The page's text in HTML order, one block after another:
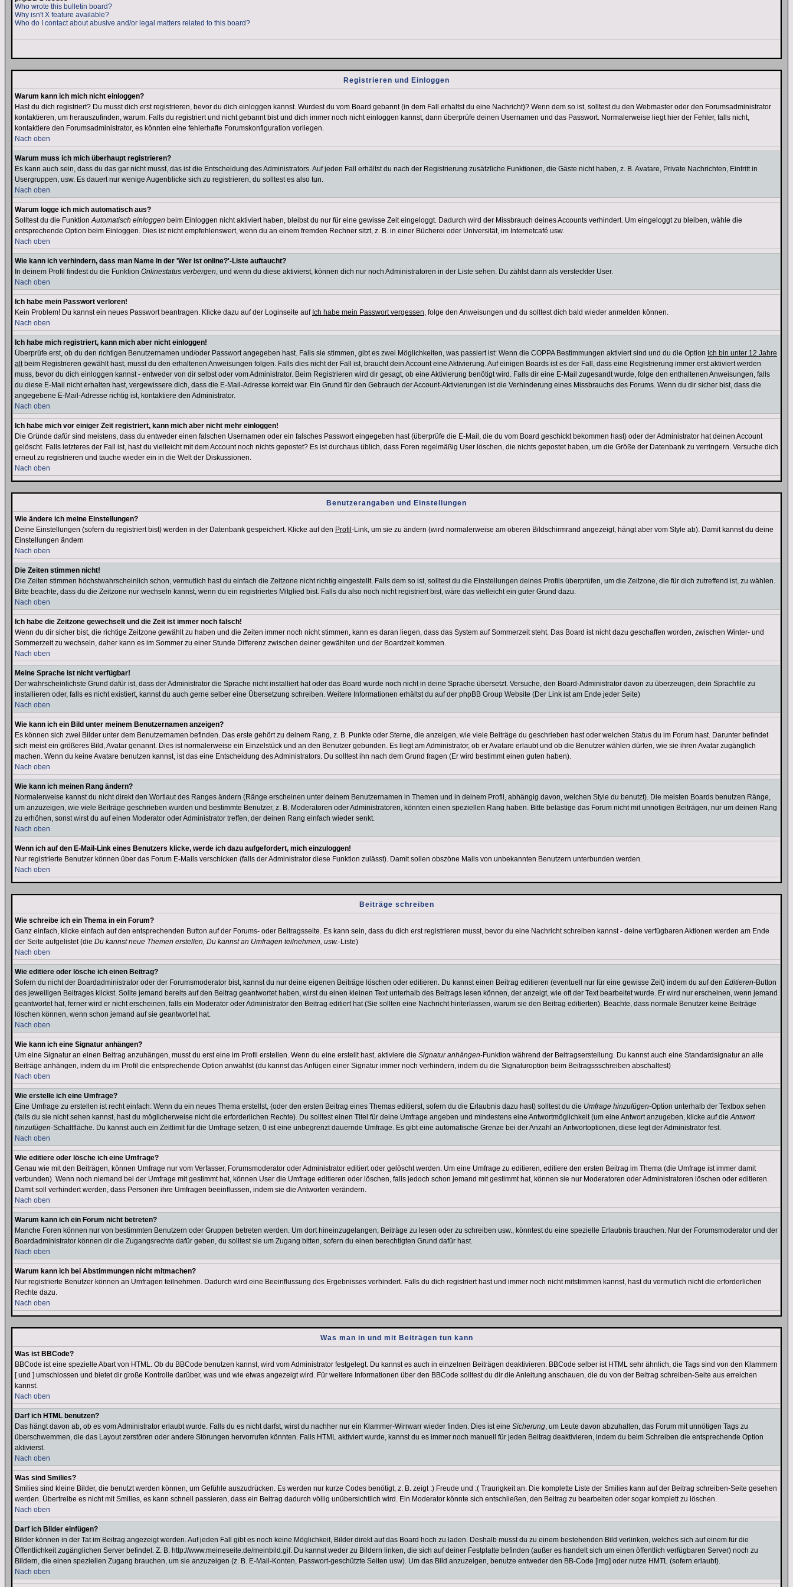
Who wrote this bulletin board?
Why isn't X feature available?
Who do I contact about abusive and/or legal matters related to this board?
Registrieren und Einloggen
Warum kann ich mich nicht einloggen?
Hast du dich registriert? Du musst dich erst registrieren, bevor du dich einloggen kannst. Wurdest du vom Board gebannt (in dem Fall erhältst du eine Nachricht)? Wenn dem so ist, solltest du den Webmaster oder den Forumsadministrator
kontaktieren, um herauszufinden, warum. Falls du registriert und nicht gebannt bist und dich immer noch nicht einloggen kannst, dann überprüfe deinen Usernamen und das Passwort. Normalerweise liegt hier der Fehler, falls nicht,
kontaktiere den Forumsadministrator, es könnten eine fehlerhafte Forumskonfiguration vorliegen.
Nach oben
Warum muss ich mich überhaupt registrieren?
Es kann auch sein, dass du das gar nicht musst, das ist die Entscheidung des Administrators. Auf jeden Fall erhältst du nach der Registrierung zusätzliche Funktionen, die Gäste nicht haben, z. B. Avatare, Private Nachrichten, Eintritt in
Usergruppen, usw. Es dauert nur wenige Augenblicke sich zu registrieren, du solltest es also tun.
Nach oben
Warum logge ich mich automatisch aus?
Solltest du die FunktionAutomatisch einloggen beim Einloggen nicht aktiviert haben, bleibst du nur für eine gewisse Zeit eingeloggt. Dadurch wird der Missbrauch deines Accounts verhindert. Um eingeloggt zu bleiben, wähle die
entsprechende Option beim Einloggen. Dies ist nicht empfehlenswert, wenn du an einem fremden Rechner sitzt, z. B. in einer Bücherei oder Universität, im Internetcafé usw.
Nach oben
Wie kann ich verhindern, dass man Name in der 'Wer ist online?'-Liste auftaucht?
In deinem Profil findest du die Funktion Onlinestatus verbergen, und wenn du diese aktivierst, können dich nur noch Administratoren in der Liste sehen. Du zählst dann als versteckter User.
Nach oben
Ich habe mein Passwort verloren!
Kein Problem! Du kannst ein neues Passwort beantragen. Klicke dazu auf der Loginseite auf Ich habe mein Passwort vergessen, folge den Anweisungen und du solltest dich bald wieder anmelden können.
Nach oben
Ich habe mich registriert, kann mich aber nicht einloggen!
Überprüfe erst, ob du den richtigen Benutzernamen und/oder Passwort angegeben hast. Falls sie stimmen, gibt es zwei Möglichkeiten, was passiert ist: Wenn die COPPA Bestimmungen aktiviert sind und du die Option Ich bin unter 12 Jahre
altbeim Registrieren gewählt hast, musst du den erhaltenen Anweisungen folgen. Falls dies nicht der Fall ist, braucht dein Account eine Aktivierung. Auf einigen Boards ist es der Fall, dass eine Registrierung immer erst aktiviert werden
muss, bevor du dich einloggen kannst - entweder von dir selbst oder vom Administrator. Beim Registrieren wird dir gesagt, ob eine Aktivierung benötigt wird. Falls dir eine E-Mail zugesandt wurde, folge den enthaltenen Anweisungen, falls
du diese E-Mail nicht erhalten hast, vergewissere dich, dass die E-Mail-Adresse korrekt war. Ein Grund für den Gebrauch der Account-Aktivierungen ist die Verhinderung eines Missbrauchs des Forums. Wenn du dir sicher bist, dass die
angegebene E-Mail-Adresse richtig ist, kontaktiere den Administrator.
Nach oben
Ich habe mich vor einiger Zeit registriert, kann mich aber nicht mehr einloggen!
Die Gründe dafür sind meistens, dass du entweder einen falschen Usernamen oder ein falsches Passwort eingegeben hast (überprüfe die E-Mail, die du vom Board geschickt bekommen hast) oder der Administrator hat deinen Account
gelöscht. Falls letzteres der Fall ist, hast du vielleicht mit dem Account noch nichts gepostet? Es ist durchaus üblich, dass Foren regelmäßig User löschen, die nichts gepostet haben, um die Größe der Datenbank zu verringern. Versuche dich
erneut zu registrieren und tauche wieder ein in die Welt der Diskussionen.
Nach oben
Benutzerangaben und Einstellungen
Wie ändere ich meine Einstellungen?
Deine Einstellungen (sofern du registriert bist) werden in der Datenbank gespeichert. Klicke auf den Profil -Link, um sie zu ändern (wird normalerweise am oberen Bildschirmrand angezeigt, hängt aber vom Style ab). Damit kannst du deine
Einstellungen ändern
Nach oben
Die Zeiten stimmen nicht!
Die Zeiten stimmen höchstwahrscheinlich schon, vermutlich hast du einfach die Zeitzone nicht richtig eingestellt. Falls dem so ist, solltest du die Einstellungen deines Profils überprüfen, um die Zeitzone, die für dich zutreffend ist, zu wählen.
Bitte beachte, dass du die Zeitzone nur wechseln kannst, wenn du ein registriertes Mitglied bist. Falls du also noch nicht registriert bist, wäre das vielleicht ein guter Grund dazu.
Nach oben
Ich habe die Zeitzone gewechselt und die Zeit ist immer noch falsch!
Wenn du dir sicher bist, die richtige Zeitzone gewählt zu haben und die Zeiten immer noch nicht stimmen, kann es daran liegen, dass das System auf Sommerzeit steht. Das Board ist nicht dazu geschaffen worden, zwischen Winter- und
Sommerzeit zu wechseln, daher kann es im Sommer zu einer Stunde Differenz zwischen deiner gewählten und der Boardzeit kommen.
Nach oben
Meine Sprache ist nicht verfügbar!
Der wahrscheinlichste Grund dafür ist, dass der Administrator die Sprache nicht installiert hat oder das Board wurde noch nicht in deine Sprache übersetzt. Versuche, den Board-Administrator davon zu überzeugen, dein Sprachfile zu
installieren oder, falls es nicht existiert, kannst du auch gerne selber eine Übersetzung schreiben. Weitere Informationen erhältst du auf der phpBB Group Website (Der Link ist am Ende jeder Seite)
Nach oben
Wie kann ich ein Bild unter meinem Benutzernamen anzeigen?
Es können sich zwei Bilder unter dem Benutzernamen befinden. Das erste gehört zu deinem Rang, z. B. Punkte oder Sterne, die anzeigen, wie viele Beiträge du geschrieben hast oder welchen Status du im Forum hast. Darunter befindet
sich meist ein größeres Bild, Avatar genannt. Dies ist normalerweise ein Einzelstück und an den Benutzer gebunden. Es liegt am Administrator, ob er Avatare erlaubt und ob die Benutzer wählen dürfen, wie sie ihren Avatar zugänglich
machen. Wenn du keine Avatare benutzen kannst, ist das eine Entscheidung des Administrators. Du solltest ihn nach dem Grund fragen (Er wird bestimmt einen guten haben).
Nach oben
Wie kann ich meinen Rang ändern?
Normalerweise kannst du nicht direkt den Wortlaut des Ranges ändern (Ränge erscheinen unter deinem Benutzernamen in Themen und in deinem Profil, abhängig davon, welchen Style du benutzt). Die meisten Boards benutzen Ränge,
um anzuzeigen, wie viele Beiträge geschrieben wurden und bestimmte Benutzer, z. B. Moderatoren oder Administratoren, könnten einen speziellen Rang haben. Bitte belästige das Forum nicht mit unnötigen Beiträgen, nur um deinen Rang
zu erhöhen, sonst wirst du auf einen Moderator oder Administrator treffen, der deinen Rang einfach wieder senkt.
Nach oben
Wenn ich auf den E-Mail-Link eines Benutzers klicke, werde ich dazu aufgefordert, mich einzuloggen!
Nur registrierte Benutzer können über das Forum E-Mails verschicken (falls der Administrator diese Funktion zulässt). Damit sollen obszöne Mails von unbekannten Benutzern unterbunden werden.
Nach oben
Beiträge schreiben
Wie schreibe ich ein Thema in ein Forum?
Ganz einfach, klicke einfach auf den entsprechenden Button auf der Forums- oder Beitragsseite. Es kann sein, dass du dich erst registrieren musst, bevor du eine Nachricht schreiben kannst - deine verfügbaren Aktionen werden am Ende
der Seite aufgelistet (die Du kannst neue Themen erstellen, Du kannst an Umfragen teilnehmen, usw.-Liste)
Nach oben
Wie editiere oder lösche ich einen Beitrag?
Sofern du nicht der Boardadministrator oder der Forumsmoderator bist, kannst du nur deine eigenen Beiträge löschen oder editieren. Du kannst einen Beitrag editieren (eventuell nur für eine gewisse Zeit) indem du auf den Editieren-Button
des jeweiligen Beitrages klickst. Sollte jemand bereits auf den Beitrag geantwortet haben, wirst du einen kleinen Text unterhalb des Beitrags lesen können, der anzeigt, wie oft der Text bearbeitet wurde. Er wird nur erscheinen, wenn jemand
geantwortet hat, ferner wird er nicht erscheinen, falls ein Moderator oder Administrator den Beitrag editiert hat (Sie sollten eine Nachricht hinterlassen, warum sie den Beitrag editierten). Beachte, dass normale Benutzer keine Beiträge
löschen können, wenn schon jemand auf sie geantwortet hat.
Nach oben
Wie kann ich eine Signatur anhängen?
Um eine Signatur an einen Beitrag anzuhängen, musst du erst eine im Profil erstellen. Wenn du eine erstellt hast, aktiviere die Signatur anhängen-Funktion während der Beitragserstellung. Du kannst auch eine Standardsignatur an alle
Beiträge anhängen, indem du im Profil die entsprechende Option anwählst (du kannst das Anfügen einer Signatur immer noch verhindern, indem du die Signaturoption beim Beitragssschreiben abschaltest)
Nach oben
Wie erstelle ich eine Umfrage?
Eine Umfrage zu erstellen ist recht einfach: Wenn du ein neues Thema erstellst, (oder den ersten Beitrag eines Themas editierst, sofern du die Erlaubnis dazu hast) solltest du die Umfrage hinzufügen-Option unterhalb der Textbox sehen
(falls du sie nicht sehen kannst, hast du möglicherweise nicht die erforderlichen Rechte). Du solltest einen Titel für deine Umfrage angeben und mindestens eine Antwortmöglichkeit (um eine Antwort anzugeben, klicke auf dieAntwort
hinzufügen-Schaltfläche. Du kannst auch ein Zeitlimit für die Umfrage setzen, 0 ist eine unbegrenzt dauernde Umfrage. Es gibt eine automatische Grenze bei der Anzahl an Antwortoptionen, diese legt der Administrator fest.
Nach oben
Wie editiere oder lösche ich eine Umfrage?
Genau wie mit den Beiträgen, können Umfrage nur vom Verfasser, Forumsmoderator oder Administrator editiert oder gelöscht werden. Um eine Umfrage zu editieren, editiere den ersten Beitrag im Thema (die Umfrage ist immer damit
verbunden). Wenn noch niemand bei der Umfrage mit gestimmt hat, können User die Umfrage editieren oder löschen, falls jedoch schon jemand mit gestimmt hat, können sie nur Moderatoren oder Administratoren löschen oder editieren.
Damit soll verhindert werden, dass Personen ihre Umfragen beeinflussen, indem sie die Antworten verändern.
Nach oben
Warum kann ich ein Forum nicht betreten?
Manche Foren können nur von bestimmten Benutzern oder Gruppen betreten werden. Um dort hineinzugelangen, Beiträge zu lesen oder zu schreiben usw., könntest du eine spezielle Erlaubnis brauchen. Nur der Forumsmoderator und der
Boardadministrator können dir die Zugangsrechte dafür geben, du solltest sie um Zugang bitten, sofern du einen berechtigten Grund dafür hast.
Nach oben
Warum kann ich bei Abstimmungen nicht mitmachen?
Nur registrierte Benutzer können an Umfragen teilnehmen. Dadurch wird eine Beeinflussung des Ergebnisses verhindert. Falls du dich registriert hast und immer noch nicht mitstimmen kannst, hast du vermutlich nicht die erforderlichen
Rechte dazu.
Nach oben
Was man in und mit Beiträgen tun kann
Was ist BBCode?
BBCode ist eine spezielle Abart von HTML. Ob du BBCode benutzen kannst, wird vom Administrator festgelegt. Du kannst es auch in einzelnen Beiträgen deaktivieren. BBCode selber ist HTML sehr ähnlich, die Tags sind von den Klammern
[ und ] umschlossen und bietet dir große Kontrolle darüber, was und wie etwas angezeigt wird. Für weitere Informationen über den BBCode solltest du dir die Anleitung anschauen, die du von der Beitrag schreiben-Seite aus erreichen
kannst.
Nach oben
Darf ich HTML benutzen?
Das hängt davon ab, ob es vom Administrator erlaubt wurde. Falls du es nicht darfst, wirst du nachher nur ein Klammer-Wirrwarr wieder finden. Dies ist eine Sicherung, um Leute davon abzuhalten, das Forum mit unnötigen Tags zu
überschwemmen, die das Layout zerstören oder andere Störungen hervorrufen könnten. Falls HTML aktiviert wurde, kannst du es immer noch manuell für jeden Beitrag deaktivieren, indem du beim Schreiben die entsprechende Option
aktivierst.
Nach oben
Was sind Smilies?
Smilies sind kleine Bilder, die benutzt werden können, um Gefühle auszudrücken. Es werden nur kurze Codes benötigt, z. B. zeigt :) Freude und :( Traurigkeit an. Die komplette Liste der Smilies kann auf der Beitrag schreiben-Seite gesehen
werden. Übertreibe es nicht mit Smilies, es kann schnell passieren, dass ein Beitrag dadurch völlig unübersichtlich wird. Ein Moderator könnte sich entschließen, den Beitrag zu bearbeiten oder sogar komplett zu löschen.
Nach oben
Darf ich Bilder einfügen?
Bilder können in der Tat im Beitrag angezeigt werden. Auf jeden Fall gibt es noch keine Möglichkeit, Bilder direkt auf das Board hoch zu laden. Deshalb musst du zu einem bestehenden Bild verlinken, welches sich auf einem für die
Öffentlichkeit zugänglichen Server befindet. Z. B. http://www.meineseite.de/meinbild.gif. Du kannst weder zu Bildern linken, die sich auf deiner Festplatte befinden (außer es handelt sich um einen öffentlich verfügbaren Server) noch zu
Bildern, die einen speziellen Zugang brauchen, um sie anzuzeigen (z. B. E-Mail-Konten, Passwort-geschützte Seiten usw). Um das Bild anzuzeigen, benutze entweder den BB-Code [img] oder nutze HMTL (sofern erlaubt).
Nach oben